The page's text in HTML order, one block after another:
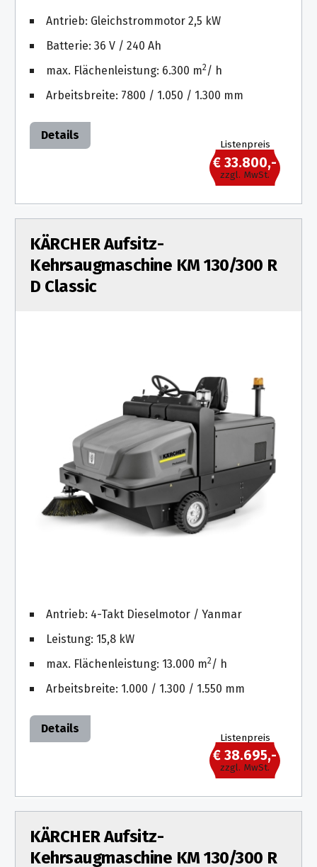
Antrieb: Gleichstrommotor 2,5 kW
Batterie: 36 V / 240 Ah
max. Flächenleistung: 6.300 m2/ h
Arbeitsbreite: 7800 / 1.050 / 1.300 mm
Details
Listenpreis
€ 33.800,-
zzgl. MwSt.
KÄRCHER Aufsitz-
Kehrsaugmaschine KM 130/300 R
D Classic
Antrieb: 4-Takt Dieselmotor / Yanmar
Leistung: 15,8 kW
max. Flächenleistung: 13.000 m2/ h
Arbeitsbreite: 1.000 / 1.300 / 1.550 mm
Details
Listenpreis
€ 38.695,-
zzgl. MwSt.
KÄRCHER Aufsitz-
Kehrsaugmaschine KM 130/300 R